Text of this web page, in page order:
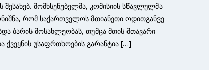
მომხსენებელმა, კომისიის სწავლულმა
რომ საქართველოს მთიანეთი ოდითგანვე
ბარის მოსახლეობას, თუმცა მთის მთავარი
ქვეყნის უსაფრთხოების გარანტია […]